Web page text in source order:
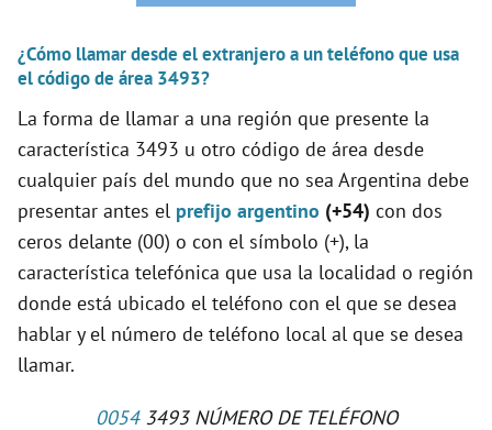
¿Cómo llamar desde el extranjero a un teléfono que usa
el código de área 3493?
La forma de llamar a una región que presente la
característica 3493 u otro código de área desde
cualquier país del mundo que no sea Argentina debe
presentar antes el prefijo argentino (+54) con dos
ceros delante (00) o con el símbolo (+), la
característica telefónica que usa la localidad o región
donde está ubicado el teléfono con el que se desea
hablar y el número de teléfono local al que se desea
llamar.
00543493 NÚMERO DE TELÉFONO